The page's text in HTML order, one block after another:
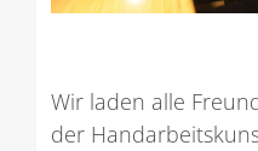
Wir laden alle
der